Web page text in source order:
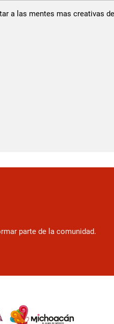
a las mentes mas creativas
parte de la comunidad.